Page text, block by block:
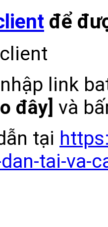
để
link
đây] và
tại
tai-va-